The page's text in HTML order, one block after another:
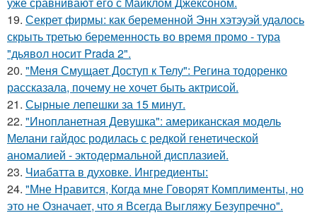
19. Секрет фирмы: как беременной Энн хэтэуэй удалось
скрыть третью беременность во время промо - тура
"дьявол носит Prada 2".
20. "Меня Смущает Доступ к Телу": Регина тодоренко
рассказала, почему не хочет быть актрисой.
21. Сырные лепешки за 15 минут.
22. "Инопланетная Девушка": американская модель
Мелани гайдос родилась с редкой генетической
аномалией - эктодермальной дисплазией.
23. Чиабатта в духовке. Ингредиенты:
24. "Мне Нравится, Когда мне Говорят Комплименты, но
это не Означает, что я Всегда Выгляжу Безупречно".